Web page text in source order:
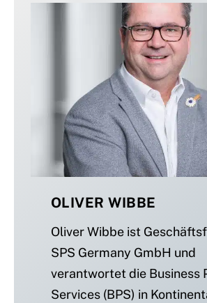
OLIVER WIBBE
Oliver Wibbe ist
SPS Germany GmbH und
verantwortet die Business
Services (BPS) in